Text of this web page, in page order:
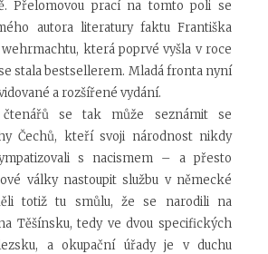
Přelomovou prací na tomto poli se
autora literatury faktu Františka
která poprvé vyšla v roce
stala bestsellerem. Mladá fronta nyní
a rozšířené vydání.
čtenářů se tak může seznámit se
Čechů, kteří svoji národnost nikdy
s nacismem – a přesto
války nastoupit službu v německé
totiž tu smůlu, že se narodili na
Těšínsku, tedy ve dvou specifických
a okupační úřady je v duchu